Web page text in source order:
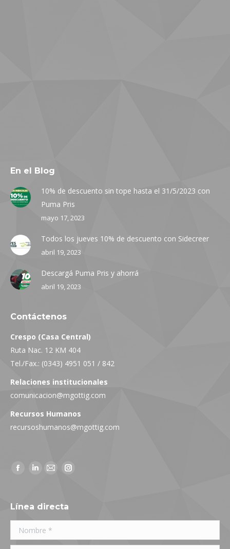
En el Blog
10% de descuento sin tope hasta el 31/5/2023 con
Puma Pris
mayo 17, 2023
Todos los jueves 10% de descuento con Sidecreer
abril 19, 2023
Descargá Puma Pris y ahorrá
abril 19, 2023
Contáctenos
Crespo (Casa Central)
Ruta Nac. 12 KM 404
Tel./Fax.: (0343) 4951 051 / 842
Relaciones institucionales
comunicacion@mgottig.com
Recursos Humanos
recursoshumanos@mgottig.com
Facebook
new
window
Linkedin
new
window
Mail
new
window
Instagram
window
Línea directa
Nombre *